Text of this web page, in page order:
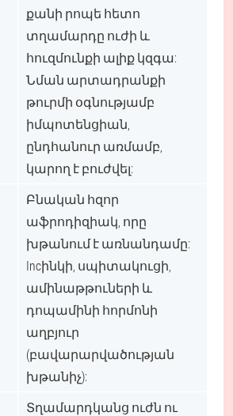
քանի րոպե հետո
տղամարդը ուժի և
հուզմունքի ալիք կզգա:
Նման արտադրանքի
թուրմի օգնությամբ
իմպոտենցիան,
ընդհանուր առմամբ,
կարող է բուժվել:
Բնական հզոր
աֆրոդիզիակ, որը
խթանում է առնանդամը:
Incինկի, սպիտակուցի,
ամինաթթուների և
դոպամինի հորմոնի
աղբյուր
(բավարարվածության
խթանիչ):
Տղամարդկանց ուժն ու